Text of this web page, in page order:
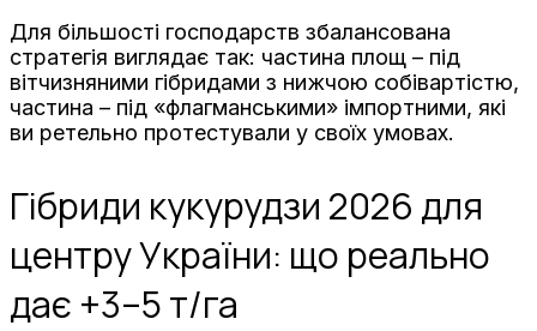
Для більшості господарств збалансована
стратегія виглядає так: частина площ – під
вітчизняними гібридами з нижчою собівартістю,
частина – під «флагманськими» імпортними, які
ви ретельно протестували у своїх умовах.
Гібриди кукурудзи 2026 для
центру України: що реально
дає +3–5 т/га